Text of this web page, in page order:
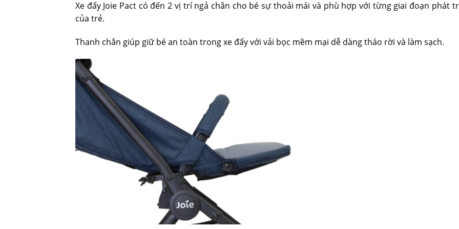
Xe đẩy Joie Pact có đến 2 vị trí ngả chân cho bé sự thoải mái và phù hợp với từng giai đoạn phát
của trẻ.
Thanh chắn giúp giữ bé an toàn trong xe đẩy với vải bọc mềm mại dễ dàng tháo rời và làm sạch.